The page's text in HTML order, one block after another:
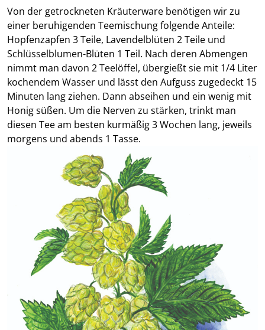
Von der getrockneten Kräuterware benötigen wir zu
einer beruhigenden Teemischung folgende Anteile:
Hopfenzapfen 3 Teile, Lavendelblüten 2 Teile und
Schlüsselblumen-Blüten 1 Teil. Nach deren Abmengen
nimmt man davon 2 Teelöffel, übergießt sie mit 1/4 Liter
kochendem Wasser und lässt den Aufguss zugedeckt 15
Minuten lang ziehen. Dann abseihen und ein wenig mit
Honig süßen. Um die Nerven zu stärken, trinkt man
diesen Tee am besten kurmäßig 3 Wochen lang, jeweils
morgens und abends 1 Tasse.